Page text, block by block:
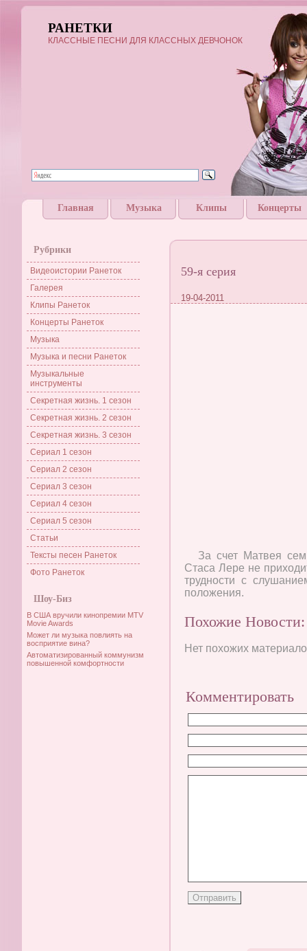
РАНЕТКИ
КЛАССНЫЕ ПЕСНИ ДЛЯ КЛАССНЫХ ДЕВЧОНОК
Главная Музыка Клипы Концерты
Рубрики
Видеоистории Ранеток
Галерея
Клипы Ранеток
Концерты Ранеток
Музыка
Музыка и песни Ранеток
Музыкальные
инструменты
Секретная жизнь. 1 сезон
Секретная жизнь. 2 сезон
Секретная жизнь. 3 сезон
Сериал 1 сезон
Сериал 2 сезон
Сериал 3 сезон
Сериал 4 сезон
Сериал 5 сезон
Статьи
Тексты песен Ранеток
Фото Ранеток
Шоу-Биз
В США вручили кинопремии MTV
Movie Awards
Может ли музыка повлиять на
восприятие вина?
Автоматизированный коммунизм
повышенной комфортности
59-я серия
19-04-2011
За счет Матвея
Стаса Лере не
трудности с
положения.
Похожие Новости:
Нет похожих
Комментировать